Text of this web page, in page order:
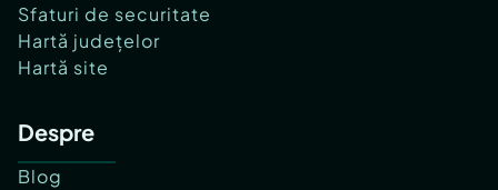
Sfaturi de securitate
Hartă județelor
Hartă site
Despre
Blog